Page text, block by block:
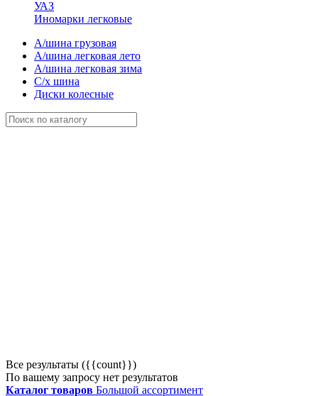
УАЗ
Иномарки легковые
А/шина грузовая
А/шина легковая лето
А/шина легковая зима
С/х шина
Диски колесные
Все результаты ({{count}})
По вашему запросу нет результатов
Каталог товаров Большой ассортимент